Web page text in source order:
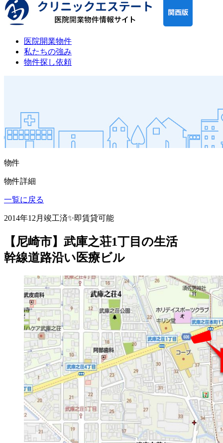
医院開業物件
私たちの強み
物件探し依頼
物件
物件詳細
一覧に戻る
2014年12月竣工済✨即賃貸可能
【尼崎市】武庫之荘1丁目の生活
幹線道路沿い医療ビル